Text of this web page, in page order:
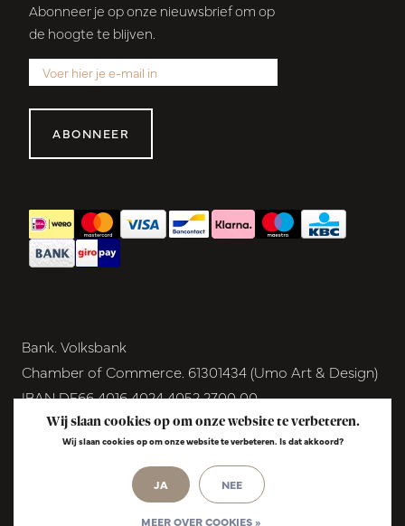
Abonneer je op onze nieuwsbrief om op
de hoogte te blijven.
ABONNEER
Bank. Volksbank
Chamber of Commerce. 61301434 (Umo Art & Design)
IBAN DE66 4016 4024 4052 2700 00
BIC GENODEM1GRN
VAT NL854291040B01
© Copyright 2026 - Umo Art & Design |
Wij slaan cookies op om onze website te verbeteren.
Wij slaan cookies op om onze website te verbeteren. Is dat akkoord?
JA NEE
MEER OVER COOKIES »